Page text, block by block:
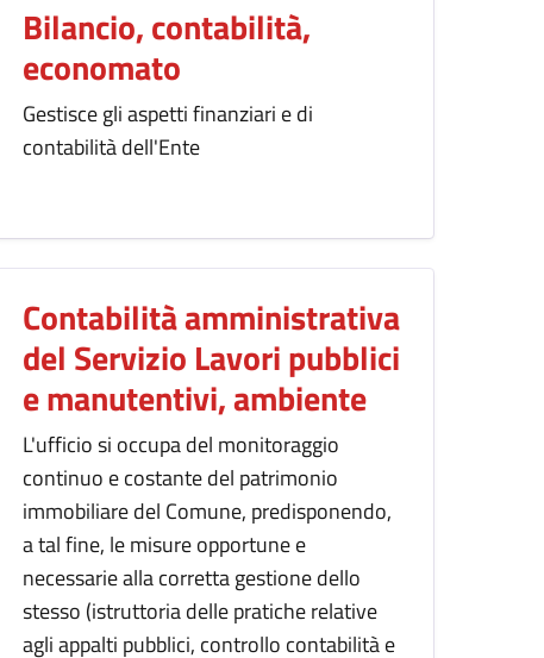
Bilancio, contabilità,
economato
Gestisce gli aspetti finanziari e di
contabilità dell'Ente
Contabilità amministrativa
del Servizio Lavori pubblici
e manutentivi, ambiente
L'ufficio si occupa del monitoraggio
continuo e costante del patrimonio
immobiliare del Comune, predisponendo,
a tal fine, le misure opportune e
necessarie alla corretta gestione dello
stesso (istruttoria delle pratiche relative
agli appalti pubblici, controllo contabilità e